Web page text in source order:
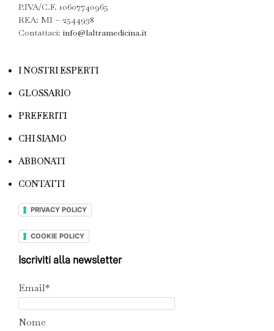
P.IVA/C.F. 10607740965
REA: MI – 2544938
Contattaci: info@laltramedicina.it
I NOSTRI ESPERTI
GLOSSARIO
PREFERITI
CHI SIAMO
ABBONATI
CONTATTI
PRIVACY POLICY
COOKIE POLICY
Iscriviti alla newsletter
Email*
Nome